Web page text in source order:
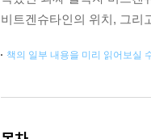
비트겐슈타인의 위치, 그리
책의 일부 내용을 미리 읽어보실